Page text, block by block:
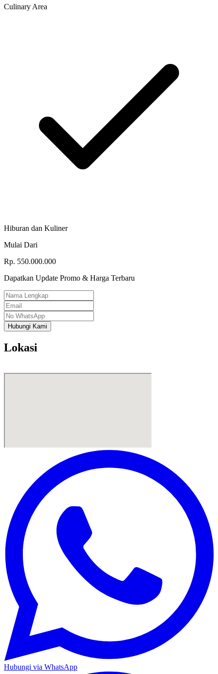
Culinary Area
Hiburan dan Kuliner
Mulai Dari
Rp. 550.000.000
Dapatkan Update Promo & Harga Terbaru
Hubungi Kami
Lokasi
Hubungi via WhatsApp